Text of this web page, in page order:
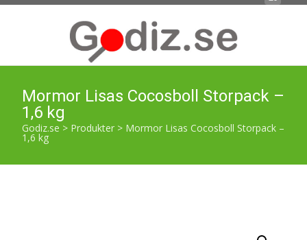
Mormor Lisas Cocosboll Storpack –
1,6 kg
Godiz.se > Produkter > Mormor Lisas Cocosboll Storpack –
1,6 kg